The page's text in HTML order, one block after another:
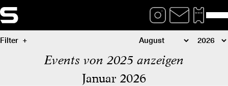
Filter
Events von 2025 anzeigen
Januar 2026